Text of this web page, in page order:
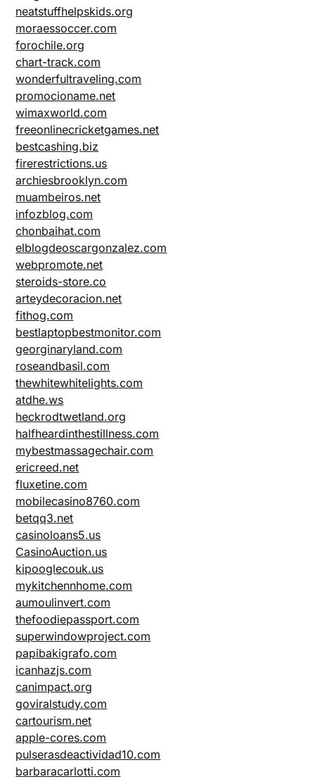
neatstuffhelpskids.org
moraessoccer.com
forochile.org
chart-track.com
wonderfultraveling.com
promocioname.net
wimaxworld.com
freeonlinecricketgames.net
bestcashing.biz
firerestrictions.us
archiesbrooklyn.com
muambeiros.net
infozblog.com
chonbaihat.com
elblogdeoscargonzalez.com
webpromote.net
steroids-store.co
arteydecoracion.net
fithog.com
bestlaptopbestmonitor.com
georginaryland.com
roseandbasil.com
thewhitewhitelights.com
atdhe.ws
heckrodtwetland.org
halfheardinthestillness.com
mybestmassagechair.com
ericreed.net
fluxetine.com
mobilecasino8760.com
betqq3.net
casinoloans5.us
CasinoAuction.us
kipooglecouk.us
mykitchennhome.com
aumoulinvert.com
thefoodiepassport.com
superwindowproject.com
papibakigrafo.com
icanhazjs.com
canimpact.org
goviralstudy.com
cartourism.net
apple-cores.com
pulserasdeactividad10.com
barbaracarlotti.com